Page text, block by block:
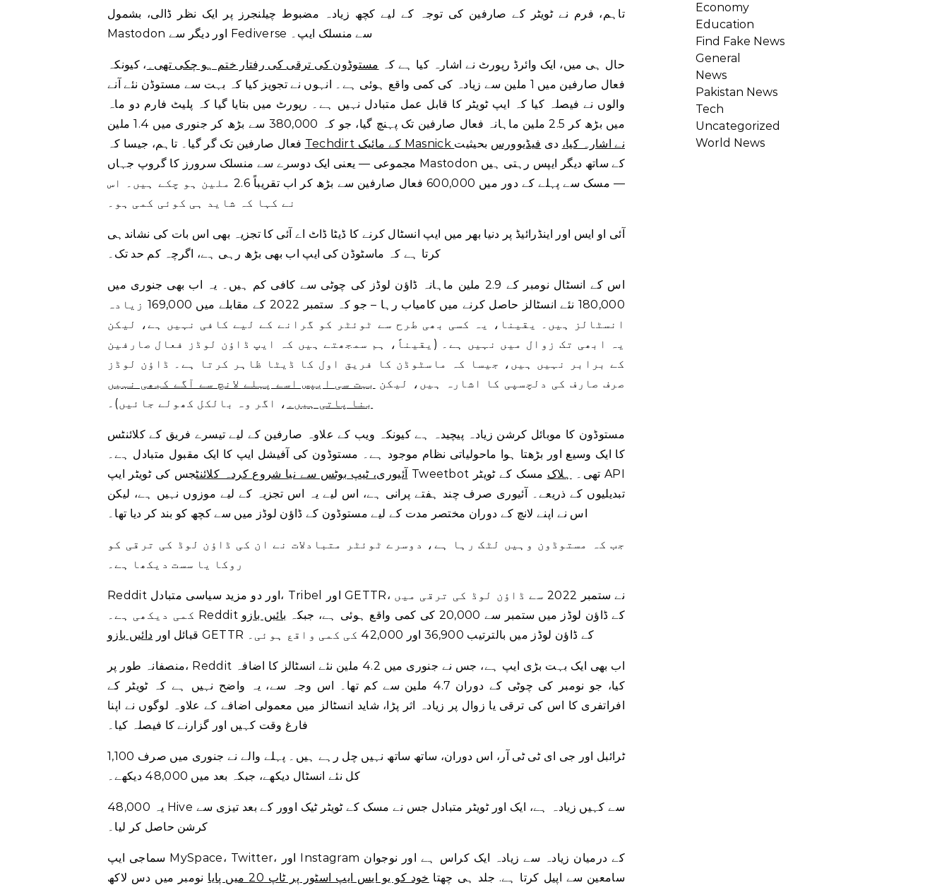
تاہم، فرم نے ٹویٹر کے صارفین کی توجہ کے لیے کچھ زیادہ مضبوط چیلنجرز پر ایک نظر ڈالی، بشمول
Mastodon اور دیگر سے Fediverse سے منسلک ایپ۔
حال ہی میں، ایک وائرڈ رپورٹ نے اشارہ کیا ہے کہ مستوڈون کی ترقی کی رفتار ختم ہو چکی تھی۔ ، کیونکہ
فعال صارفین میں 1 ملین سے زیادہ کی کمی واقع ہوئی ہے۔ انہوں نے تجویز کیا کہ بہت سے مستوڈن نئے آنے
والوں نے فیصلہ کیا کہ ایپ ٹویٹر کا قابل عمل متبادل نہیں ہے۔ رپورٹ میں بتایا گیا کہ پلیٹ فارم دو ماہ
میں بڑھ کر 2.5 ملین ماہانہ فعال صارفین تک پہنچ گیا، جو کہ 380,000 سے بڑھ کر جنوری میں 1.4 ملین
Techdirt کے مائیک Masnick نے اشارہ کیا، دی فیڈیوورس بحیثیت
مجموعی — یعنی ایک دوسرے سے منسلک سرورز کا گروپ جہاں Mastodon کے ساتھ دیگر ایپس رہتی ہیں
— مسک سے پہلے کے دور میں 600,000 فعال صارفین سے بڑھ کر اب تقریباً 2.6 ملین ہو چکے ہیں۔ اس
نے کہا کہ شاید ہی کوئی کمی ہو۔
آئی او ایس اور اینڈرائیڈ پر دنیا بھر میں ایپ انسٹال کرنے کا ڈیٹا ڈاٹ اے آئی کا تجزیہ بھی اس بات کی نشاندہی
کرتا ہے کہ ماسٹوڈن کی ایپ اب بھی بڑھ رہی ہے، اگرچہ کم حد تک۔
اس کے انسٹال نومبر کے 2.9 ملین ماہانہ ڈاؤن لوڈز کی چوٹی سے کافی کم ہیں۔ یہ اب بھی جنوری میں
180,000 نئے انسٹالز حاصل کرنے میں کامیاب رہا – جو کہ ستمبر 2022 کے مقابلے میں 169,000 زیادہ
انسٹالز ہیں۔ یقینا، یہ کسی بھی طرح سے ٹوئٹر کو گرانے کے لیے کافی نہیں ہے، لیکن
یہ ابھی تک زوال میں نہیں ہے۔ (یقیناً، ہم سمجھتے ہیں کہ ایپ ڈاؤن لوڈز فعال صارفین
کے برابر نہیں ہیں، جیسا کہ ماسٹوڈن کا فریق اول کا ڈیٹا ظاہر کرتا ہے۔ ڈاؤن لوڈز
صرف صارف کی دلچسپی کا اشارہ ہیں، لیکن بہت سی ایپس اسے پہلے لانچ سے آگے کبھی نہیں
بنا پاتی ہیں۔ ، اگر وہ بالکل کھولے جائیں)۔
مستوڈون کا موبائل کرشن زیادہ پیچیدہ ہے کیونکہ ویب کے علاوہ صارفین کے لیے تیسرے فریق کے کلائنٹس
کا ایک وسیع اور بڑھتا ہوا ماحولیاتی نظام موجود ہے۔ مستوڈون کی آفیشل ایپ کا ایک مقبول متبادل ہے۔
آئیوری، ٹیپ بوٹس سے نیا شروع کردہ کلائنٹ
جس کی ٹویٹر ایپ Tweetbot تھی۔ ہلاک مسک کے ٹویٹر API
تبدیلیوں کے ذریعے۔ آئیوری صرف چند ہفتے پرانی ہے، اس لیے یہ اس تجزیہ کے لیے موزوں نہیں ہے، لیکن
اس نے اپنے لانچ کے دوران مختصر مدت کے لیے مستوڈون کے ڈاؤن لوڈز میں سے کچھ کو بند کر دیا تھا۔
جب کہ مستوڈون وہیں لٹک رہا ہے، دوسرے ٹوئٹر متبادلات نے ان کی ڈاؤن لوڈ کی ترقی کو
روکا یا سست دیکھا ہے۔
Reddit اور دو مزید سیاسی متبادل، Tribel اور GETTR، نے ستمبر 2022 سے ڈاؤن لوڈ کی ترقی میں
کمی دیکھی ہے۔ Reddit کے ڈاؤن لوڈز میں ستمبر سے 20,000 کی کمی واقع ہوئی ہے، جبکہ
بائیں بازو
قبائل اور دائیں بازو GETTR کے ڈاؤن لوڈز میں بالترتیب 36,900 اور 42,000 کی کمی واقع ہوئی۔
منصفانہ طور پر، Reddit اب بھی ایک بہت بڑی ایپ ہے، جس نے جنوری میں 4.2 ملین نئے انسٹالز کا اضافہ
کیا، جو نومبر کی چوٹی کے دوران 4.7 ملین سے کم تھا۔ اس وجہ سے، یہ واضح نہیں ہے کہ ٹویٹر کے
افراتفری کا اس کی ترقی یا زوال پر زیادہ اثر پڑا، شاید انسٹالز میں معمولی اضافے کے علاوہ لوگوں نے اپنا
فارغ وقت کہیں اور گزارنے کا فیصلہ کیا۔
ٹرائبل اور جی ای ٹی ٹی آر، اس دوران، ساتھ ساتھ نہیں چل رہے ہیں۔ پہلے والے نے جنوری میں صرف 1,100
کل نئے انسٹال دیکھے، جبکہ بعد میں 48,000 دیکھے۔
یہ 48,000 Hive سے کہیں زیادہ ہے، ایک اور ٹویٹر متبادل جس نے مسک کے ٹویٹر ٹیک اوور کے بعد تیزی سے
کرشن حاصل کر لیا۔
سماجی ایپ MySpace، Twitter، اور Instagram کے درمیان زیادہ سے زیادہ ایک کراس ہے اور نوجوان
سامعین سے اپیل کرتا ہے. جلد ہی چھتا خود کو یو ایس ایپ اسٹور پر ٹاپ 20 میں پایا
نومبر میں دس لاکھ
Economy
Education
Find Fake News
General
News
Pakistan News
Tech
Uncategorized
World News